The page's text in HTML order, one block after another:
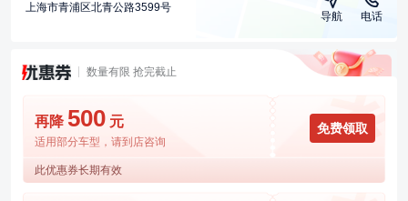
上海市青浦区北青公路3599号
导航 电话
数量有限 抢完截止
再降 500 元
适用部分车型，请到店咨询
免费领取
此优惠券长期有效